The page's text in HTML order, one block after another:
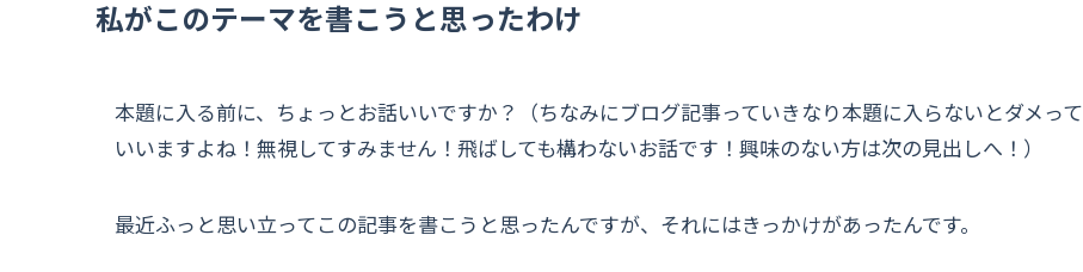
私がこのテーマを書こうと思ったわけ
本題に入る前に、ちょっとお話いいですか？（ちなみにブログ記事っていきなり本題に入らないとダメって
いいますよね！無視してすみません！飛ばしても構わないお話です！興味のない方は次の見出しへ！）
最近ふっと思い立ってこの記事を書こうと思ったんですが、それにはきっかけがあったんです。